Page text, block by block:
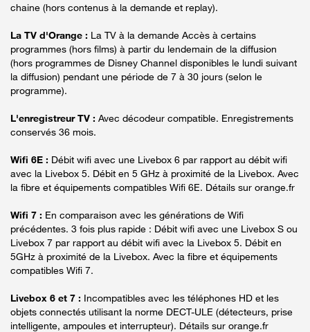
chaine (hors contenus à la demande et replay).
La TV d'Orange : La TV à la demande Accès à certains
programmes (hors films) à partir du lendemain de la diffusion
(hors programmes de Disney Channel disponibles le lundi suivant
la diffusion) pendant une période de 7 à 30 jours (selon le
programme).
L'enregistreur TV : Avec décodeur compatible. Enregistrements
conservés 36 mois.
Wifi 6E : Débit wifi avec une Livebox 6 par rapport au débit wifi
avec la Livebox 5. Débit en 5 GHz à proximité de la Livebox. Avec
la fibre et équipements compatibles Wifi 6E. Détails sur orange.fr
Wifi 7 : En comparaison avec les générations de Wifi
précédentes. 3 fois plus rapide : Débit wifi avec une Livebox S ou
Livebox 7 par rapport au débit wifi avec la Livebox 5. Débit en
5GHz à proximité de la Livebox. Avec la fibre et équipements
compatibles Wifi 7.
Livebox 6 et 7 : Incompatibles avec les téléphones HD et les
objets connectés utilisant la norme DECT-ULE (détecteurs, prise
intelligente, ampoules et interrupteur). Détails sur orange.fr